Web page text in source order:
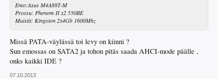
Emo:Asus M4A88T-M
Prossu: Phenom II x2 550BE
Muistit: Kingston 2x4Gb 1600Mhz
Missä PATA-väylässä toi levy on kiinni ?
Sun emossas on SATA2 ja tohon pitäs saada AHCI-mode päälle ,
onks kaikki IDE ?
07.10.2013